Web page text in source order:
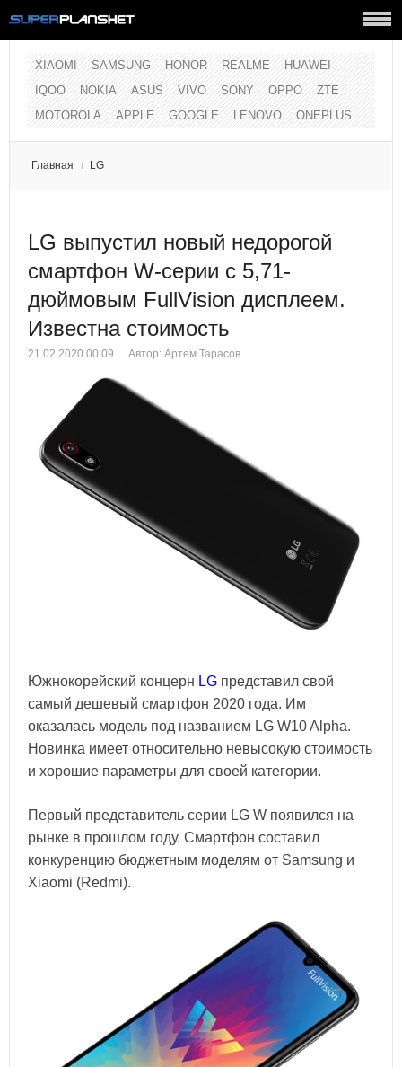
XIAOMI SAMSUNG HONOR REALME
HUAWEI
IQOO
NOKIA ASUS VIVO SONY OPPO
ZTE
MOTOROLA
APPLE GOOGLE LENOVO ONEPLUS
Главная / LG
LG выпустил новый недорогой
смартфон W-серии с 5,71-
дюймовым FullVision дисплеем.
Известна стоимость
21.02.2020 00:09 Автор: Артем Тарасов
Южнокорейский концерн LG представил свой
самый дешевый смартфон 2020 года. Им
оказалась модель под названием LG W10 Alpha.
Новинка имеет относительно невысокую стоимость
и хорошие параметры для своей категории.
Первый представитель серии LG W появился на
рынке в прошлом году. Смартфон составил
конкуренцию бюджетным моделям от Samsung и
Xiaomi (Redmi).